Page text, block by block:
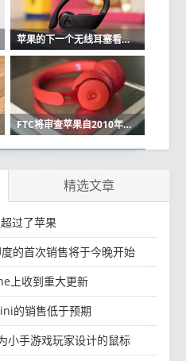
苹果的下一个无线耳塞看起来很像Beats Powerbeats Pro
FTC将审查苹果自2010年以来的收购
精选文章
过了苹果
的首次销售将于今晚开始
上收到重大更新
的销售低于预期
小手游戏玩家设计的鼠标